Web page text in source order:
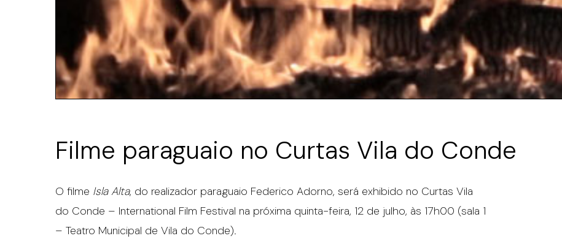
Filme paraguaio no Curtas Vila do Conde
O filme Isla Alta, do realizador paraguaio Federico Adorno, será exhibido no Curtas Vila
do Conde – International Film Festival na próxima quinta-feira, 12 de julho, às 17h00 (sala 1
– Teatro Municipal de Vila do Conde).